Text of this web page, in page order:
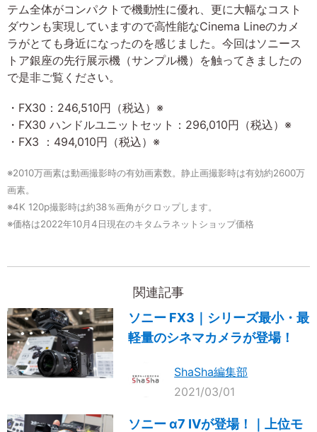
テム全体がコンパクトで機動性に優れ、更に大幅なコスト
ダウンも実現していますので高性能なCinema Lineのカメ
ラがとても身近になったのを感じました。今回はソニース
トア銀座の先行展示機（サンプル機）を触ってきましたの
で是非ご覧ください。
・FX30：246,510円（税込）※
・FX30 ハンドルユニットセット：296,010円（税込）※
・FX3 ：494,010円（税込）※
※2010万画素は動画撮影時の有効画素数。静止画撮影時は有効約2600万
画素。
※4K 120p撮影時は約38％画角がクロップします。
※価格は2022年10月4日現在のキタムラネットショップ価格
関連記事
ソニー FX3｜シリーズ最小・最
軽量のシネマカメラが登場！
ShaSha編集部
2021/03/01
ソニー α7 IVが登場！｜上位モ